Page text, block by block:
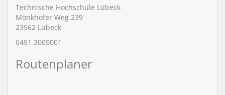
Technische Hochschule Lübeck
Mönkhofer Weg 239
23562 Lübeck
0451 3005001
Routenplaner